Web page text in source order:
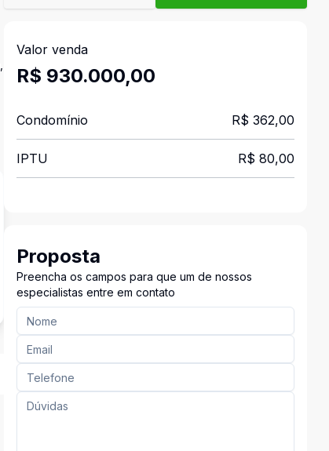
Valor venda
R$ 930.000,00
Condomínio R$ 362,00
IPTU R$ 80,00
Proposta
Preencha os campos para que um de nossos
especialistas entre em contato